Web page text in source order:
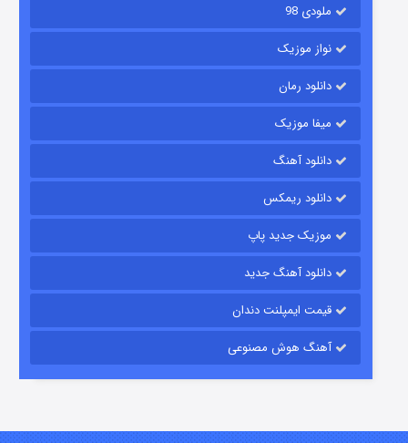
قسمت
قسمت۲ (دوبله) منتشر شد
ملودی 98
نواز موزیک
دانلود رمان
میفا موزیک
دانلود آهنگ
دانلود ریمکس
موزیک جدید پاپ
دانلود آهنگ جدید
قیمت ایمپلنت دندان
آهنگ هوش مصنوعی